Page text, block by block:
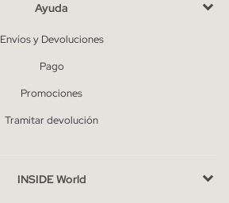
Ayuda
Envíos y Devoluciones
Pago
Promociones
Tramitar devolución
INSIDE World